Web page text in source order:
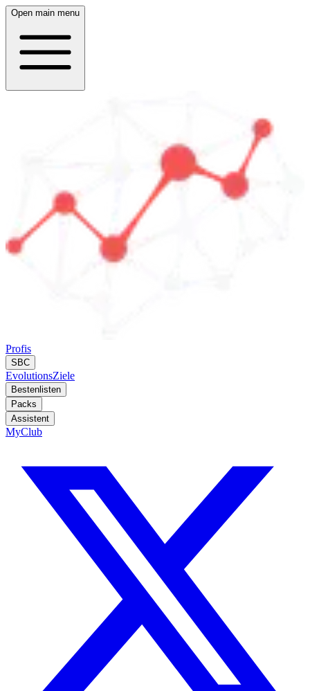
Open main menu
Profis
SBC
EvolutionsZiele
Bestenlisten
Packs
Assistent
MyClub